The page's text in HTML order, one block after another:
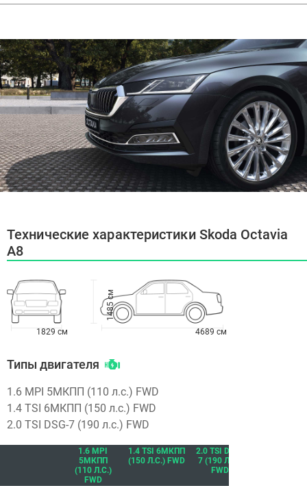
Технические характеристики Skoda Octavia
A8
1829 см
1485 см
4689 см
Типы двигателя
1.6 MPI 5МКПП (110 л.с.) FWD
1.4 TSI 6МКПП (150 л.с.) FWD
2.0 TSI DSG-7 (190 л.с.) FWD
1.6 MPI
5МКПП
(110 Л.С.)
FWD
1.4 TSI 6МКПП
(150 Л.С.) FWD
2.0 TSI DSG-
7 (190 Л.С.)
FWD